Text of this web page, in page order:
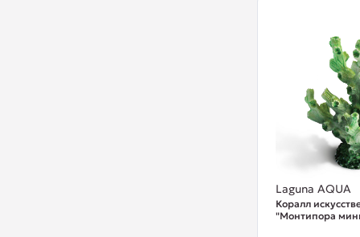
Laguna AQUA
Коралл
"Монтипора